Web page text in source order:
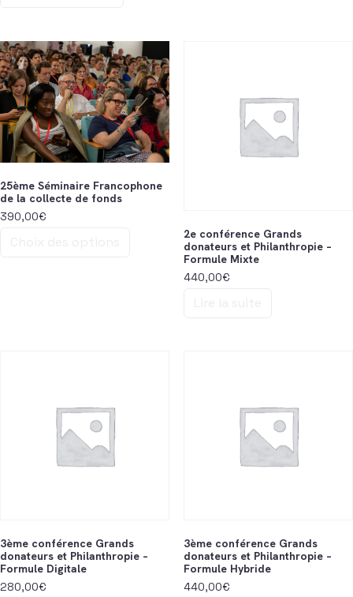
25ème Séminaire Francophone
de la collecte de fonds
390,00€
Ce produit a plusieurs variations. Les options peuvent être
2e conférence Grands
donateurs et Philanthropie –
Formule Mixte
440,00€
3ème conférence Grands
donateurs et Philanthropie –
Formule Digitale
280,00€
3ème conférence Grands
donateurs et Philanthropie –
Formule Hybride
440,00€